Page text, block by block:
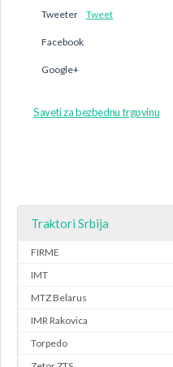
Tweeter Tweet
Facebook
Google+
Saveti za bezbednu trgovinu
Traktori Srbija
FIRME
IMT
MTZ Belarus
IMR Rakovica
Torpedo